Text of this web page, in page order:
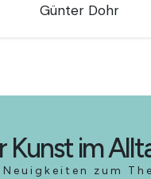
Günter Dohr
Kunst im
zum